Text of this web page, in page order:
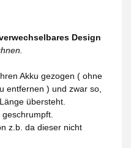
Design
Akku gezogen ( ohne
entfernen ) und zwar so,
übersteht.
z.b. da dieser nicht